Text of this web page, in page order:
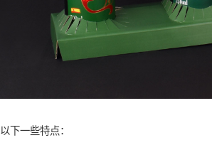
下一些特点：